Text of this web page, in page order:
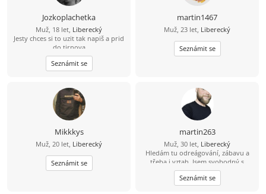
Jozkoplachetka
Muž, 18 let, Liberecký
Jesty chces si to uzit tak napiš a prid
do tirnova
Seznámit se
martin1467
Muž, 23 let, Liberecký
Seznámit se
Mikkkys
Muž, 20 let, Liberecký
Seznámit se
martin263
Muž, 30 let, Liberecký
Hledám tu odreágování, zábavu a
třeba i vztah. Jsem svobodný s
normální postavou 68kg. Mám rád
tenis, cvičení a sex. Hledám mladou
ženu, která hledá to samé. Mám rád,
Seznámit se